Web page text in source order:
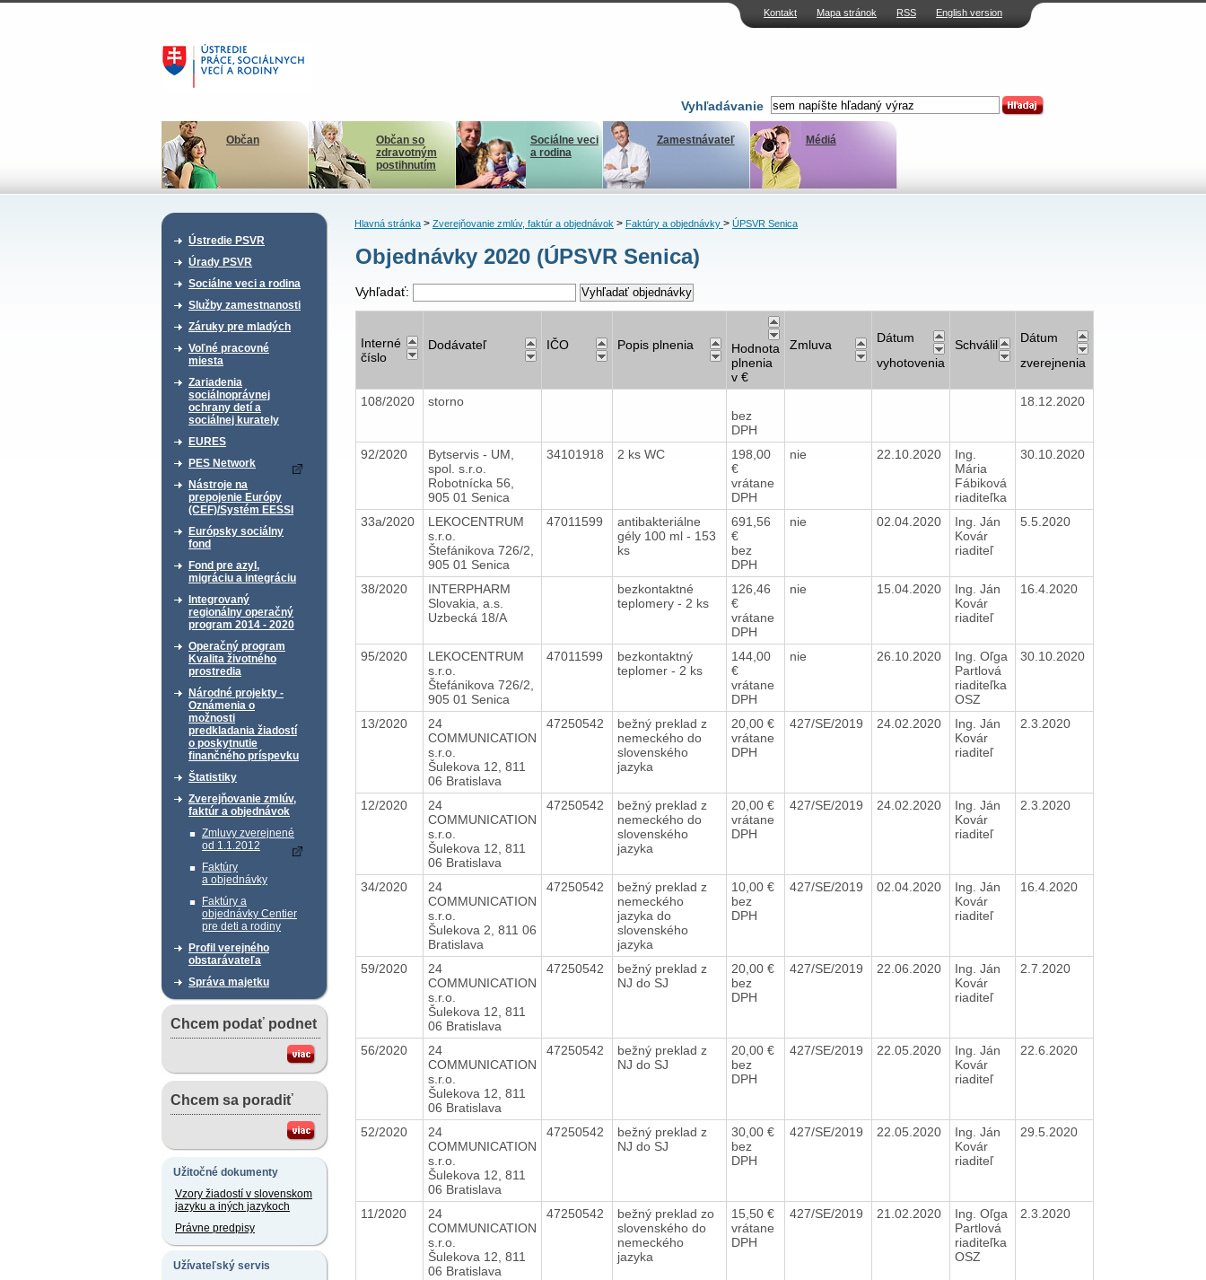
Kontakt Mapa stránok RSS English version
Vyhľadávanie
Občan
Občan so
zdravotným
postihnutím
Sociálne veci
a rodina
Zamestnávateľ Médiá
Ústredie PSVR
Úrady PSVR
Sociálne veci a rodina
Služby zamestnanosti
Záruky pre mladých
Voľné pracovné
miesta
Zariadenia
sociálnoprávnej
ochrany detí a
sociálnej kurately
EURES
PES Network
Nástroje na
prepojenie Európy
(CEF)/Systém EESSI
Európsky sociálny
fond
Fond pre azyl,
migráciu a integráciu
Integrovaný
regionálny operačný
program 2014 - 2020
Operačný program
Kvalita životného
prostredia
Národné projekty -
Oznámenia o
možnosti
predkladania žiadostí
o poskytnutie
finančného príspevku
Štatistiky
Zverejňovanie zmlúv,
faktúr a objednávok
Zmluvy zverejnené
od 1.1.2012
Faktúry
a objednávky
Faktúry a
objednávky Centier
pre deti a rodiny
Profil verejného
obstarávateľa
Správa majetku
Chcem podať podnet
Chcem sa poradiť
Užitočné dokumenty
Vzory žiadostí v slovenskom
jazyku a iných jazykoch
Právne predpisy
Užívateľský servis
Hlavná stránka> Zverejňovanie zmlúv, faktúr a objednávok> Faktúry a objednávky > ÚPSVR Senica
Objednávky 2020 (ÚPSVR Senica)
Vyhľadať:
Interné
číslo
Dodávateľ IČO Popis plnenia
Hodnota
plnenia
v €
Zmluva
Dátum
vyhotovenia
Schválil
Dátum
zverejnenia
108/2020
storno
bez
DPH
18.12.2020
92/2020
Bytservis - UM,
spol. s.r.o.
Robotnícka 56,
905 01 Senica
34101918 2 ks WC
198,00
€
vrátane
DPH
nie 22.10.2020
Ing.
Mária
Fábiková
riaditeľka
30.10.2020
33a/2020
LEKOCENTRUM
s.r.o.
Štefánikova 726/2,
905 01 Senica
47011599
antibakteriálne
gély 100 ml - 153
ks
691,56
€
bez
DPH
nie 02.04.2020
Ing. Ján
Kovár
riaditeľ
5.5.2020
38/2020
INTERPHARM
Slovakia, a.s.
Uzbecká 18/A
bezkontaktné
teplomery - 2 ks
126,46
€
vrátane
DPH
nie 15.04.2020
Ing. Ján
Kovár
riaditeľ
16.4.2020
95/2020
LEKOCENTRUM
s.r.o.
Štefánikova 726/2,
905 01 Senica
47011599
bezkontaktný
teplomer - 2 ks
144,00
€
vrátane
DPH
nie 26.10.2020
Ing. Oľga
Partlová
riaditeľka
OSZ
30.10.2020
13/2020
24
COMMUNICATION
s.r.o.
Šulekova 12, 811
06 Bratislava
47250542
bežný preklad z
nemeckého do
slovenského
jazyka
20,00 €
vrátane
DPH
427/SE/2019 24.02.2020
Ing. Ján
Kovár
riaditeľ
2.3.2020
12/2020
24
COMMUNICATION
s.r.o.
Šulekova 12, 811
06 Bratislava
47250542
bežný preklad z
nemeckého do
slovenského
jazyka
20,00 €
vrátane
DPH
427/SE/2019 24.02.2020
Ing. Ján
Kovár
riaditeľ
2.3.2020
34/2020
24
COMMUNICATION
s.r.o.
Šulekova 2, 811 06
Bratislava
47250542
bežný preklad z
nemeckého
jazyka do
slovenského
jazyka
10,00 €
bez
DPH
427/SE/2019 02.04.2020
Ing. Ján
Kovár
riaditeľ
16.4.2020
59/2020
24
COMMUNICATION
s.r.o.
Šulekova 12, 811
06 Bratislava
47250542
bežný preklad z
NJ do SJ
20,00 €
bez
DPH
427/SE/2019 22.06.2020
Ing. Ján
Kovár
riaditeľ
2.7.2020
56/2020
24
COMMUNICATION
s.r.o.
Šulekova 12, 811
06 Bratislava
47250542
bežný preklad z
NJ do SJ
20,00 €
bez
DPH
427/SE/2019 22.05.2020
Ing. Ján
Kovár
riaditeľ
22.6.2020
52/2020
24
COMMUNICATION
s.r.o.
Šulekova 12, 811
06 Bratislava
47250542
bežný preklad z
NJ do SJ
30,00 €
bez
DPH
427/SE/2019 22.05.2020
Ing. Ján
Kovár
riaditeľ
29.5.2020
11/2020
24
COMMUNICATION
s.r.o.
Šulekova 12, 811
06 Bratislava
47250542
bežný preklad zo
slovenského do
nemeckého
jazyka
15,50 €
vrátane
DPH
427/SE/2019 21.02.2020
Ing. Oľga
Partlová
riaditeľka
OSZ
2.3.2020